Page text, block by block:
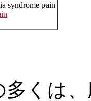
syndrome pain
多くは